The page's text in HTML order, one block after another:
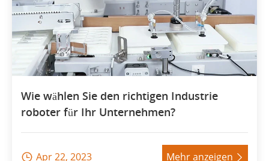
Wie wählen Sie den richtigen Industrie
roboter für Ihr Unternehmen?
 Apr 22, 2023 Mehr anzeigen 